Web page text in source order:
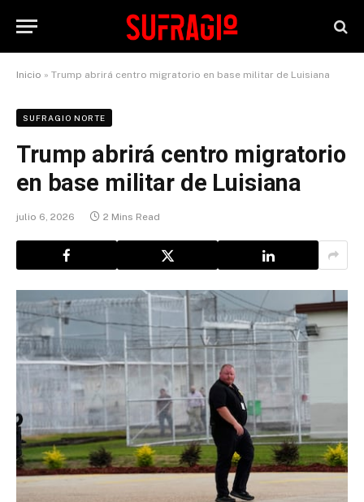
Inicio » Trump abrirá centro migratorio en base militar de Luisiana
SUFRAGIO NORTE
Trump abrirá centro migratorio
en base militar de Luisiana
julio 6, 2026 2 Mins Read